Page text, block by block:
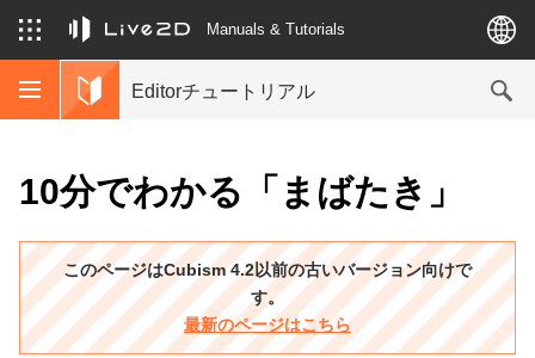
Manuals & Tutorials
Editorチュートリアル
10分でわかる「まばたき」
このページはCubism 4.2以前の古いバージョン向けで
す。
最新のページはこちら